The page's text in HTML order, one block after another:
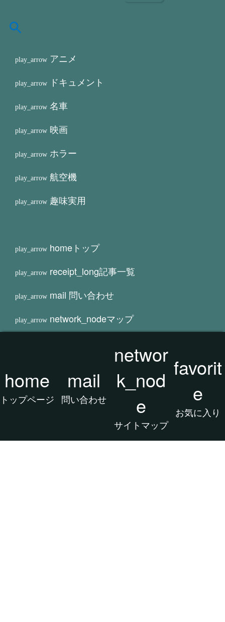
home
トップページ
mail
問い合わせ
networ
k_nod
e
サイトマップ
favorit
e
お気に入り
アニメ
ドキュメント
名車
映画
ホラー
航空機
趣味実用
home トップ
receipt_long記事一覧
mail 問い合わせ
network_nodeマップ